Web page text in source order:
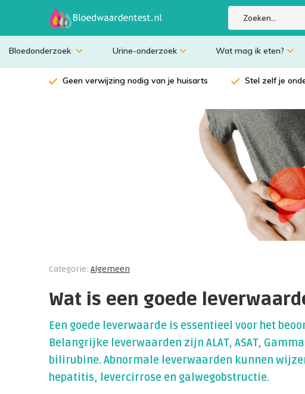
Bloedonderzoek Urine-onderzoek Wat mag ik eten?
Geen verwijzing nodig van je huisarts Stel zelf je
Categorie: Algemeen
Wat is een goede
Een goede leverwaarde is essentieel voor het
Belangrijke leverwaarden zijn ALAT, ASAT,
bilirubine. Abnormale leverwaarden kunnen
hepatitis, levercirrose en galwegobstructie.